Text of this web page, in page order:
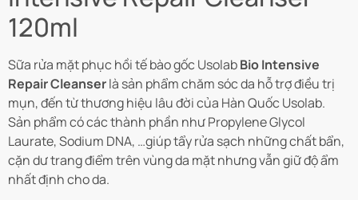
120ml
Sữa rửa mặt phục hồi tế bào gốc UsolabBio Intensive
Repair Cleanserlà sản phẩm chăm sóc da hỗ trợ điều trị
mụn, đến từ thương hiệu lâu đời của Hàn Quốc Usolab.
Sản phẩm có các thành phần như Propylene Glycol
Laurate, Sodium DNA, …giúp tẩy rửa sạch những chất bẩn,
cặn dư trang điểm trên vùng da mặt nhưng vẫn giữ độ ẩm
nhất định cho da.